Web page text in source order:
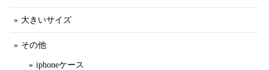
大きいサイズ
その他
iphoneケース